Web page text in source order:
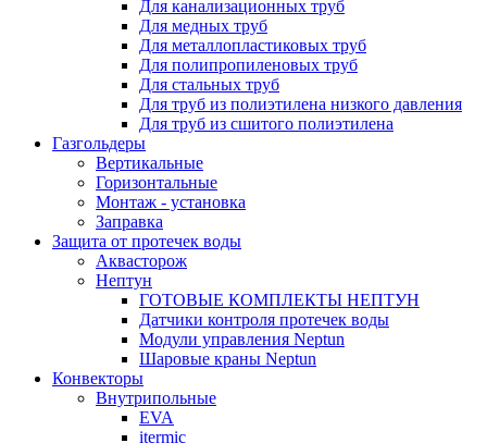
Для канализационных труб
Для медных труб
Для металлопластиковых труб
Для полипропиленовых труб
Для стальных труб
Для труб из полиэтилена низкого давления
Для труб из сшитого полиэтилена
Газгольдеры
Вертикальные
Горизонтальные
Монтаж - установка
Заправка
Защита от протечек воды
Аквасторож
Нептун
ГОТОВЫЕ КОМПЛЕКТЫ НЕПТУН
Датчики контроля протечек воды
Модули управления Neptun
Шаровые краны Neptun
Конвекторы
Внутрипольные
EVA
itermic